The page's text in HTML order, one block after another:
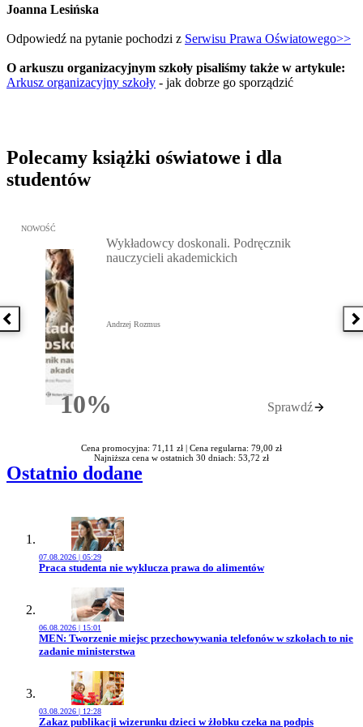
Joanna Lesińska
Odpowiedź na pytanie pochodzi z Serwisu Prawa Oświatowego>>
O arkuszu organizacyjnym szkoły pisaliśmy także w artykule:
Arkusz organizacyjny szkoły - jak dobrze go sporządzić
Polecamy książki oświatowe i dla
studentów
Poprzednia książka
Przejdź do: Wykładowcy doskonali. Podręcznik nauczycieli
NOWOŚĆ
10%Rabatu
Wykładowcy doskonali. Podręcznik
nauczycieli akademickich
Andrzej Rozmus
Sprawdź
Cena promocyjna: 71,11 zł | Cena regularna: 79,00 zł
Najniższa cena w ostatnich 30 dniach: 53,72 zł
Ostatnio dodane
07.08.2026 | 05:29
Przejdź do artykułu:
Praca studenta nie wyklucza prawa do alimentów
06.08.2026 | 15:01
Przejdź do artykułu:
MEN: Tworzenie miejsc przechowywania telefonów w szkołach to nie
zadanie ministerstwa
03.08.2026 | 12:28
Przejdź do artykułu:
Zakaz publikacji wizerunku dzieci w żłobku czeka na podpis